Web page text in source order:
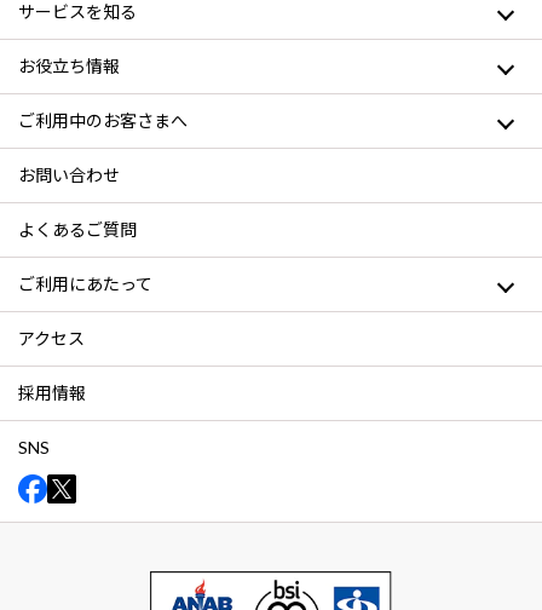
サービスを知る
お役立ち情報
ご利用中のお客さまへ
お問い合わせ
よくあるご質問
ご利用にあたって
アクセス
採用情報
SNS